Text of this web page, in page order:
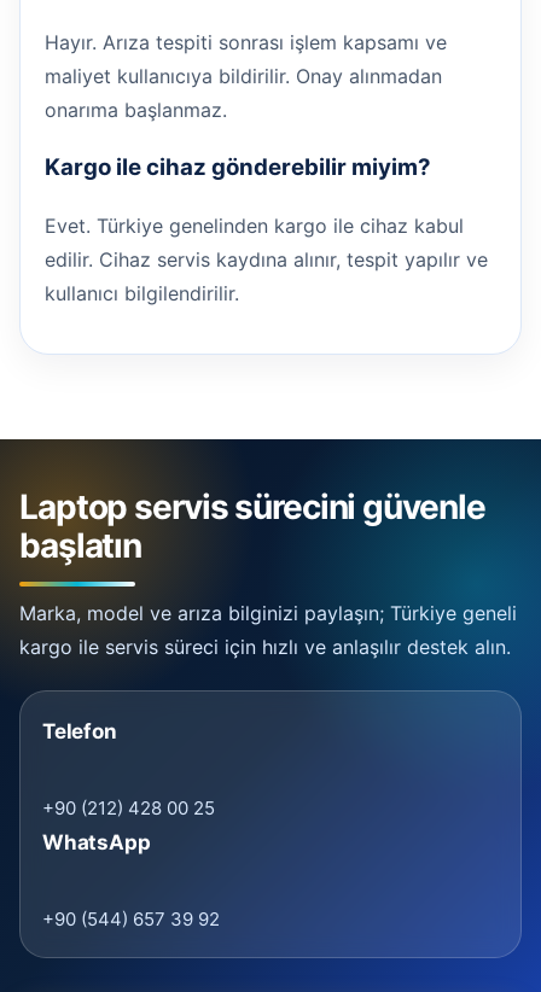
Hayır. Arıza tespiti sonrası işlem kapsamı ve
maliyet kullanıcıya bildirilir. Onay alınmadan
onarıma başlanmaz.
Kargo ile cihaz gönderebilir miyim?
Evet. Türkiye genelinden kargo ile cihaz kabul
edilir. Cihaz servis kaydına alınır, tespit yapılır ve
kullanıcı bilgilendirilir.
Laptop servis sürecini güvenle
başlatın
Marka, model ve arıza bilginizi paylaşın; Türkiye geneli
kargo ile servis süreci için hızlı ve anlaşılır destek alın.
Telefon
+90 (212) 428 00 25
WhatsApp
+90 (544) 657 39 92